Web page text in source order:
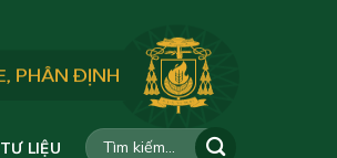
TƯ LIỆU